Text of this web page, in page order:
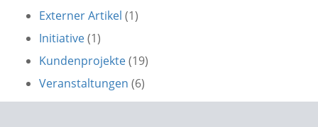
Externer Artikel (1)
Initiative(1)
Kundenprojekte(19)
Veranstaltungen (6)